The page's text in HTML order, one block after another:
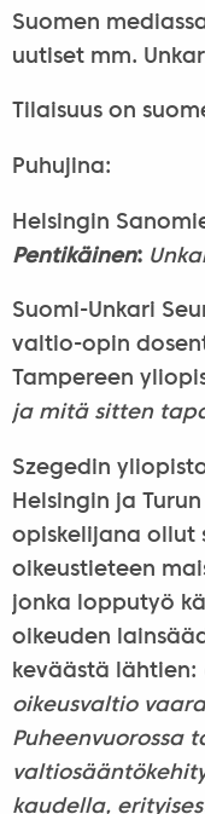
Suomen
uutiset mm.
Tilaisuus on
Puhujina:
Helsingin
Pentikäinen:
Suomi-Unkari
valtio-opin
Tampereen
ja mitä sitten
Szegedin
Helsingin ja
opiskelijana ollut
oikeustieteen
jonka lopputyö
oikeuden
keväästä lähtien:
oikeusvaltio
Puheenvuorossa
kaudella,